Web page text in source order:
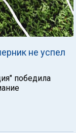
не успел
победила